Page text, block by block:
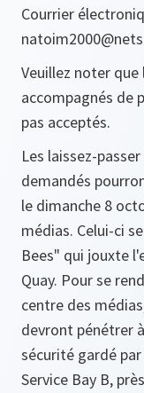
Courrier
Veuillez noter
accompagnés de
pas acceptés.
Les laissez-
demandés
le dimanche 8
médias. Celui-ci
Bees" qui jouxte
Quay. Pour se
centre des
devront pénétrer
sécurité gardé
Service Bay B,